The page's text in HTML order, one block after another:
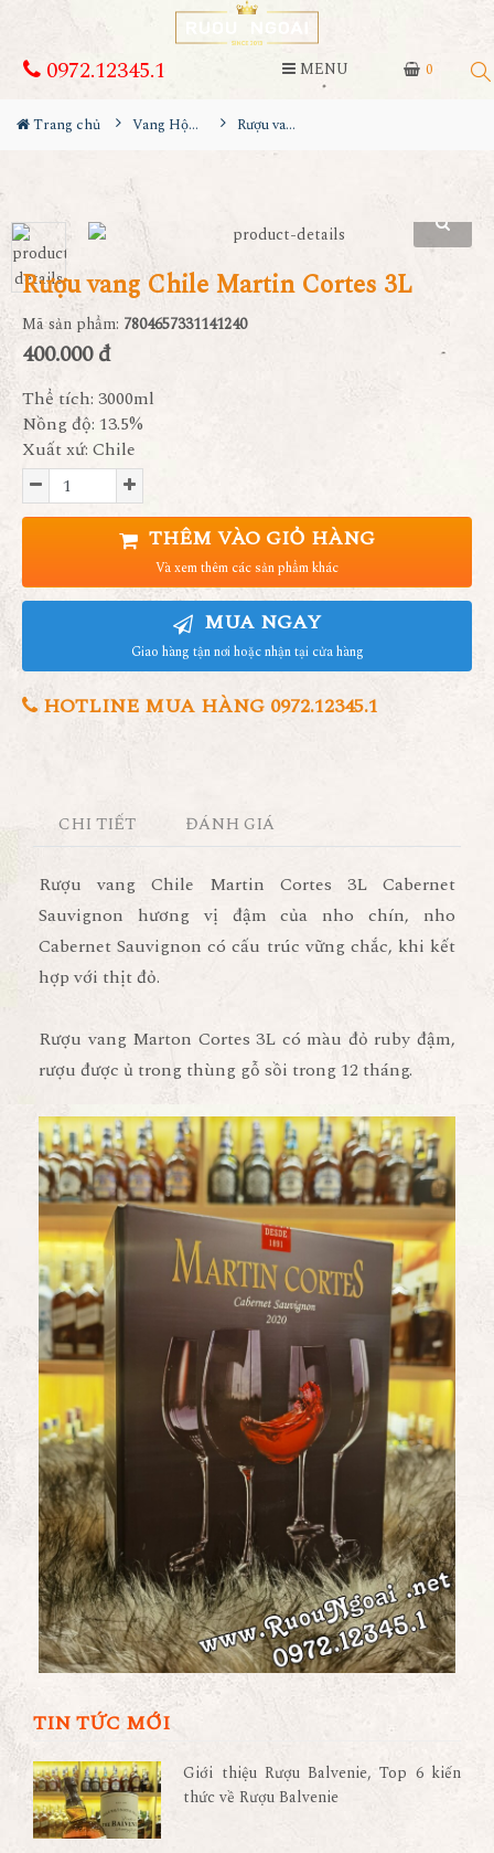
0
0972.12345.1 MENU
Trang chủ Vang Hộp 3L - 5L Rượu vang Chile Martin Cortes 3L
Rượu vang Chile Martin Cortes 3L
Mã sản phẩm: 7804657331141240
400.000 đ
Thể tích: 3000ml
Nồng độ: 13.5%
Xuất xứ: Chile
THÊM VÀO GIỎ HÀNG
Và xem thêm các sản phẩm khác
MUA NGAY
Giao hàng tận nơi hoặc nhận tại cửa hàng
HOTLINE MUA HÀNG 0972.12345.1
CHI TIẾT ĐÁNH GIÁ
Rượu vang Chile Martin Cortes 3L Cabernet
Sauvignon hương vị đậm của nho chín, nho
Cabernet Sauvignon có cấu trúc vững chắc, khi kết
hợp với thịt đỏ.
Rượu vang Marton Cortes 3L có màu đỏ ruby đậm,
rượu được ủ trong thùng gỗ sồi trong 12 tháng.
TIN TỨC MỚI
Giới thiệu Rượu Balvenie, Top 6 kiến
thức về Rượu Balvenie